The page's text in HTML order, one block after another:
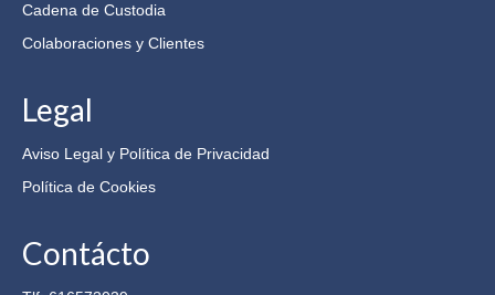
Cadena de Custodia
Colaboraciones y Clientes
Legal
Aviso Legal y Política de Privacidad
Política de Cookies
Contácto